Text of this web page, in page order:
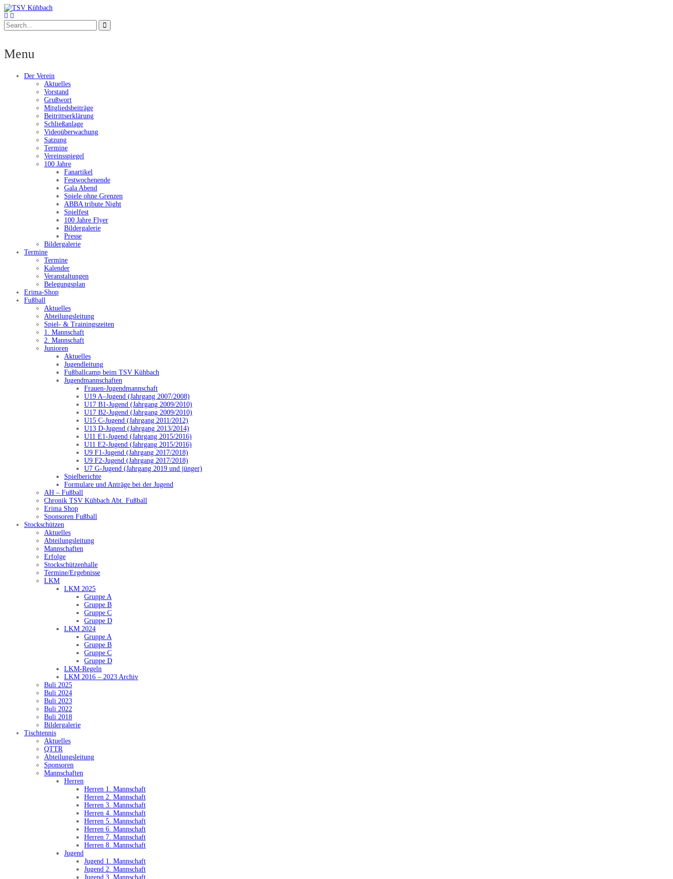
Menu
Der Verein
Aktuelles
Vorstand
Grußwort
Mitgliedsbeiträge
Beitrittserklärung
Schließanlage
Videoüberwachung
Satzung
Termine
Vereinsspiegel
100 Jahre
Fanartikel
Festwochenende
Gala Abend
Spiele ohne Grenzen
ABBA tribute Night
Spielfest
100 Jahre Flyer
Bildergalerie
Presse
Bildergalerie
Termine
Termine
Kalender
Veranstaltungen
Belegungsplan
Erima-Shop
Fußball
Aktuelles
Abteilungsleitung
Spiel- & Trainingszeiten
1. Mannschaft
2. Mannschaft
Junioren
Aktuelles
Jugendleitung
Fußballcamp beim TSV Kühbach
Jugendmannschaften
Frauen-Jugendmannschaft
U19 A–Jugend (Jahrgang 2007/2008)
U17 B1-Jugend (Jahrgang 2009/2010)
U17 B2-Jugend (Jahrgang 2009/2010)
U15 C-Jugend (Jahrgang 2011/2012)
U13 D-Jugend (Jahrgang 2013/2014)
U11 E1-Jugend (Jahrgang 2015/2016)
U11 E2-Jugend (Jahrgang 2015/2016)
U9 F1-Jugend (Jahrgang 2017/2018)
U9 F2-Jugend (Jahrgang 2017/2018)
U7 G-Jugend (Jahrgang 2019 und jünger)
Spielberichte
Formulare und Anträge bei der Jugend
AH – Fußball
Chronik TSV Kühbach Abt. Fußball
Erima Shop
Sponsoren Fußball
Stockschützen
Aktuelles
Abteilungsleitung
Mannschaften
Erfolge
Stockschützenhalle
Termine/Ergebnisse
LKM
LKM 2025
Gruppe A
Gruppe B
Gruppe C
Gruppe D
LKM 2024
Gruppe A
Gruppe B
Gruppe C
Gruppe D
LKM-Regeln
LKM 2016 – 2023 Archiv
Buli 2025
Buli 2024
Buli 2023
Buli 2022
Buli 2018
Bildergalerie
Tischtennis
Aktuelles
QTTR
Abteilungsleitung
Sponsoren
Mannschaften
Herren
Herren 1. Mannschaft
Herren 2. Mannschaft
Herren 3. Mannschaft
Herren 4. Mannschaft
Herren 5. Mannschaft
Herren 6. Mannschaft
Herren 7. Mannschaft
Herren 8. Mannschaft
Jugend
Jugend 1. Mannschaft
Jugend 2. Mannschaft
Jugend 3. Mannschaft